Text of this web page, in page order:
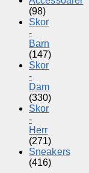
(98)
Skor
-
Barn
(147)
Skor
-
Dam
(330)
Skor
-
Herr
(271)
Sneakers
(416)